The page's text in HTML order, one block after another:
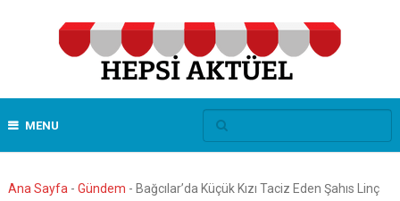
MENU
Ana Sayfa - Gündem - Bağcılar’da Küçük Kızı Taciz Eden Şahıs Linç